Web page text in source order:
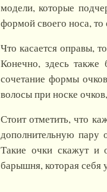
модели, которые
формой своего носа, то
Что касается оправы,
Конечно, здесь также
сочетание формы
волосы при носке
Стоит отметить, что
дополнительную пару
Такие очки скажут и
барышня, которая себя